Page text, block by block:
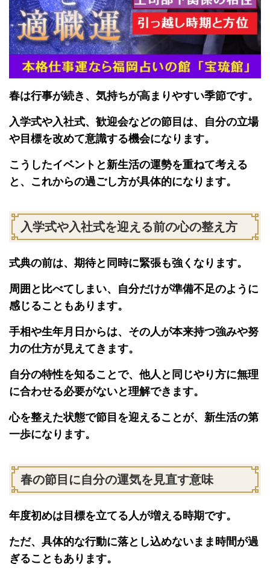
春は行事が続き、気持ちが高まりやすい季節です。
入学式や入社式、歓迎会などの節目は、自分の立場
や目標を改めて意識する機会になります。
こうしたイベントと新生活の運勢を重ねて考える
と、これからの過ごし方が具体的になります。
入学式や入社式を迎える前の心の整え方
式典の前は、期待と同時に緊張も強くなります。
周囲と比べてしまい、自分だけが準備不足のように
感じることもあります。
手相や生年月日からは、その人が本来持つ強みや努
力の仕方が見えてきます。
自分の特性を知ることで、他人と同じやり方に無理
に合わせる必要がないと理解できます。
心を整えた状態で節目を迎えることが、新生活の第
一歩になります。
春の節目に自分の運気を見直す意味
年度初めは目標を立てる人が増える時期です。
ただ、具体的な行動に落とし込めないまま時間が過
ぎることもあります。